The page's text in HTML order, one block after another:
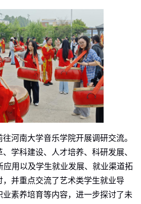
河南大学音乐学院开展调研交流。
学科建设、人才培养、科研发展、
应用以及学生就业发展、就业渠道拓
，并重点交流了艺术类学生就业导
素养培育等内容，进一步探讨了未